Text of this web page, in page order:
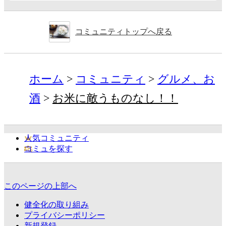
コミュニティトップへ戻る
ホーム コミュニティ
グルメ、お
酒
お米に敵うものなし！！
人気コミュニティ
コミュを探す
このページの上部へ
健全化の取り組み
プライバシーポリシー